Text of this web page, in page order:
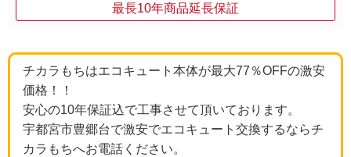
最長10年商品延長保証
チカラもちはエコキュート本体が最大77％OFFの激安
価格！！
安心の10年保証込で工事させて頂いております。
宇都宮市豊郷台で激安でエコキュート交換するならチ
カラもちへお電話ください。